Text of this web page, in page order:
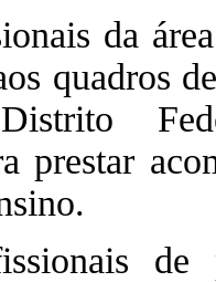
da
quadros
prestar
de